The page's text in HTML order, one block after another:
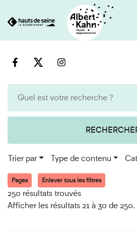
au
Trier par Type de contenu
Pages Enlever tous les filtres
250 résultats trouvés
Afficher les résultats 21 à 30 de 250.
Cookies et traceurs utilisés sur ce site